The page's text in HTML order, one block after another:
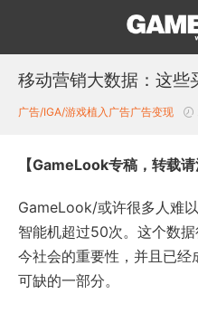
移动营销大数据：这些
广告/IGA/游戏植入广告广告变现
【GameLook专稿，转载请
GameLook/或许很多人难
智能机超过50次。这个数
今社会的重要性，并且已
可缺的一部分。